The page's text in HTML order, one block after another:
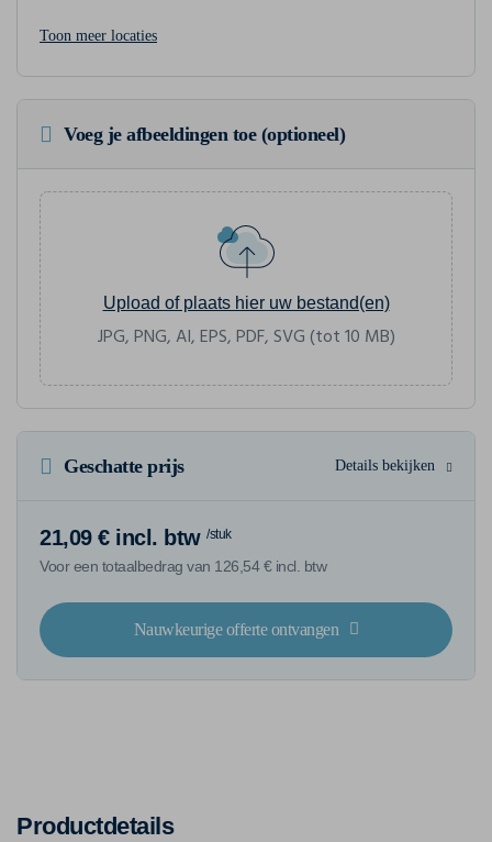
Toon meer locaties
Voeg je afbeeldingen toe (optioneel)
Upload of plaats hier uw bestand(en)
JPG, PNG, AI, EPS, PDF, SVG (tot 10 MB)
Geschatte prijs Details bekijken
21,09 € incl. btw /stuk
Voor een totaalbedrag van 126,54 € incl. btw
Nauwkeurige offerte ontvangen
Productdetails